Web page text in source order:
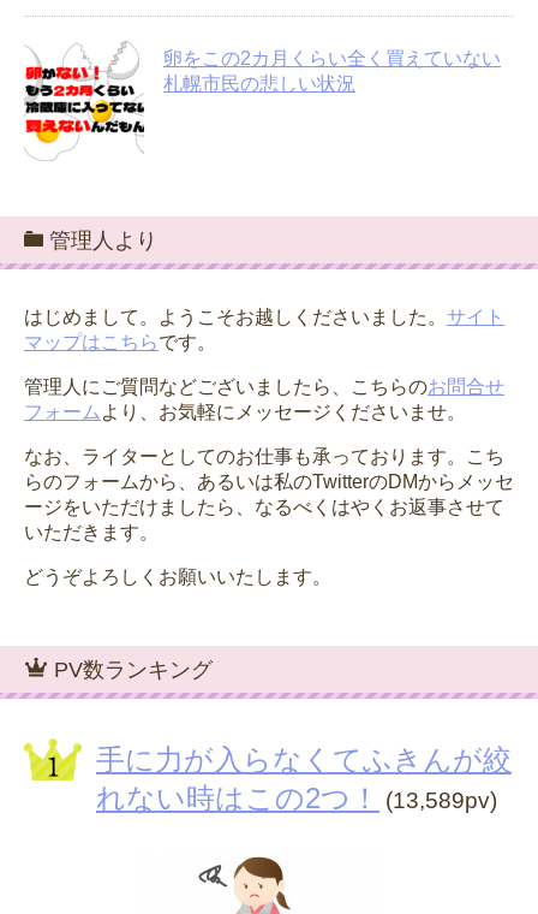
卵をこの2カ月くらい全く買えていない
札幌市民の悲しい状況
管理人より
はじめまして。ようこそお越しくださいました。 サイト
マップはこちらです。
管理人にご質問などございましたら、こちらのお問合せ
フォーム より、お気軽にメッセージくださいませ。
なお、ライターとしてのお仕事も承っております。こち
らのフォームから、あるいは私のTwitterのDMからメッセ
ージをいただけましたら、なるべくはやくお返事させて
いただきます。
どうぞよろしくお願いいたします。
PV数ランキング
手に力が入らなくてふきんが絞
れない時はこの2つ！
(13,589pv)